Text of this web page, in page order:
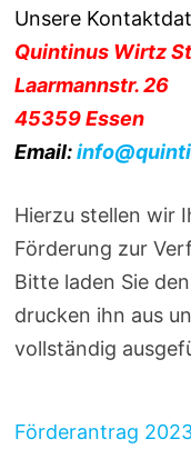
Unsere
Quintinus Wirtz
Laarmannstr. 26
45359 Essen
Email:
Hierzu stellen wir
Förderung zur
Bitte laden Sie
drucken ihn aus
vollständig
Förderantrag